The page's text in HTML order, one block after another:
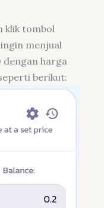
klik tombol
menjual
dengan harga
berikut: